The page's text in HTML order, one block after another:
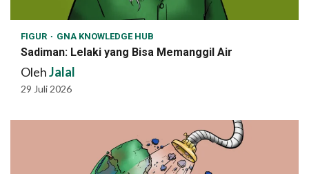
FIGUR GNA KNOWLEDGE HUB
Sadiman: Lelaki yang Bisa Memanggil Air
OlehJalal
29 Juli 2026